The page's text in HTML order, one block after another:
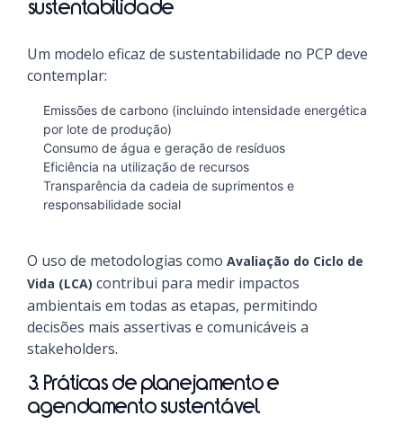
sustentabilidade
Um modelo eficaz de sustentabilidade no PCP deve
contemplar:
Emissões de carbono (incluindo intensidade energética
por lote de produção)
Consumo de água e geração de resíduos
Eficiência na utilização de recursos
Transparência da cadeia de suprimentos e
responsabilidade social
O uso de metodologias como Avaliação do Ciclo de
Vida (LCA) contribui para medir impactos
ambientais em todas as etapas, permitindo
decisões mais assertivas e comunicáveis a
stakeholders.
3. Práticas de planejamento e
agendamento sustentável